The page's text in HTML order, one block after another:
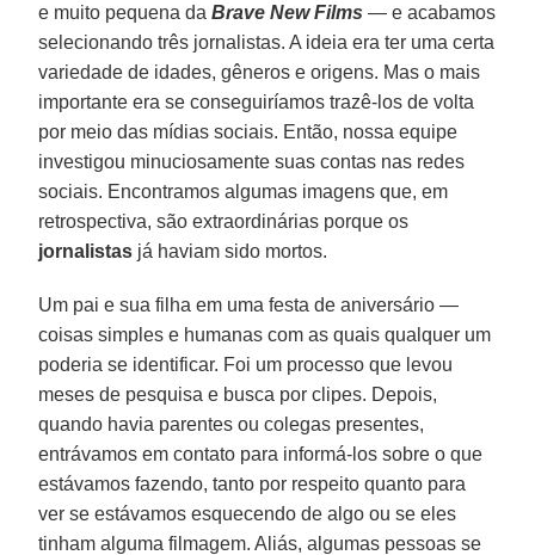
e muito pequena daBrave New Films — e acabamos
selecionando três jornalistas. A ideia era ter uma certa
variedade de idades, gêneros e origens. Mas o mais
importante era se conseguiríamos trazê-los de volta
por meio das mídias sociais. Então, nossa equipe
investigou minuciosamente suas contas nas redes
sociais. Encontramos algumas imagens que, em
retrospectiva, são extraordinárias porque os
jornalistas já haviam sido mortos.
Um pai e sua filha em uma festa de aniversário —
coisas simples e humanas com as quais qualquer um
poderia se identificar. Foi um processo que levou
meses de pesquisa e busca por clipes. Depois,
quando havia parentes ou colegas presentes,
entrávamos em contato para informá-los sobre o que
estávamos fazendo, tanto por respeito quanto para
ver se estávamos esquecendo de algo ou se eles
tinham alguma filmagem. Aliás, algumas pessoas se